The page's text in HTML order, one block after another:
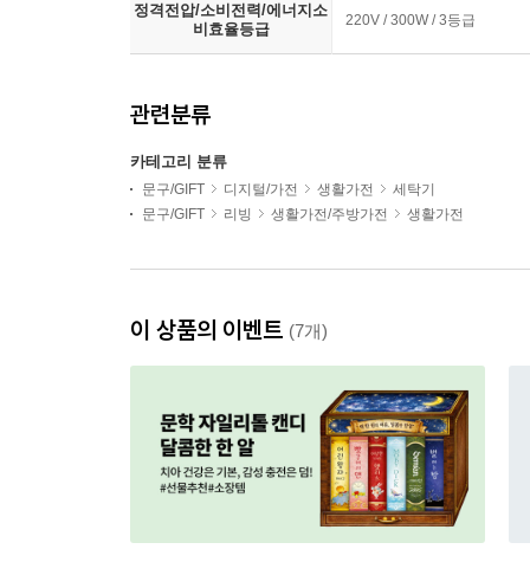
정격전압/소비전력/에너지소
비효율등급
220V / 300W / 3등급
관련분류
카테고리 분류
문구/GIFT 디지털/가전 생활가전
세탁기
문구/GIFT
리빙 생활가전/주방가전 생활가전
이 상품의 이벤트 (7개)